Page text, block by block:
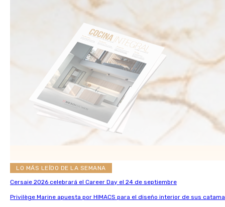
LO MÁS LEÍDO DE LA SEMANA
Cersaie 2026 celebrará el Career Day el 24 de septiembre
Privilège Marine apuesta por HIMACS para el diseño interior de sus